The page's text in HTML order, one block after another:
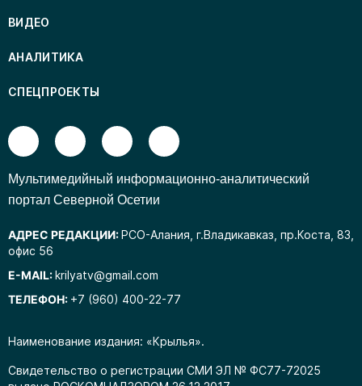
Наименование издания: «Крылья».
Свидетельство о регистрации СМИ ЭЛ № ФС77-72025
ВИДЕО
АНАЛИТИКА
СПЕЦПРОЕКТЫ
Mультимедийный информационно-аналитический
портал Северной Осетии
АДРЕС РЕДАКЦИИ:РСО-Алания, г.Владикавказ, пр.Коста, 83,
офис 56
E-MAIL:krilyatv@gmail.com
ТЕЛЕФОН: +7 (960) 400-22-77